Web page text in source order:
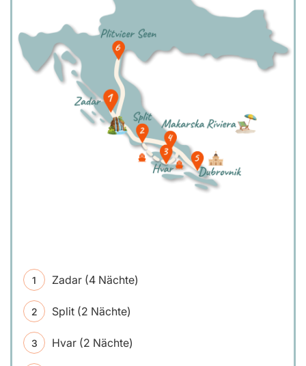
Zadar (4 Nächte)
Split (2 Nächte)
Hvar (2 Nächte)